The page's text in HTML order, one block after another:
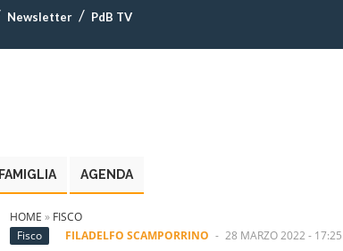
Newsletter PdB TV
FAMIGLIA AGENDA
HOME » FISCO
Fisco
FILADELFO SCAMPORRINO - 28 MARZO 2022 - 17:25